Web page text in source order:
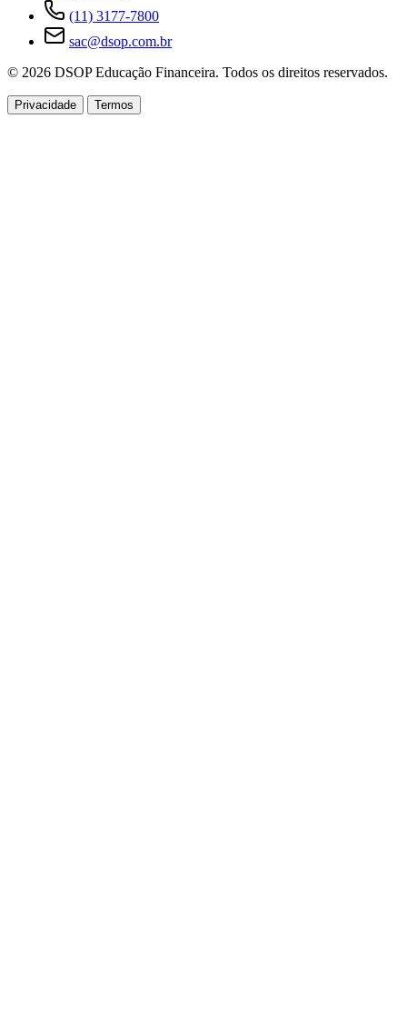
(11) 3177-7800
sac@dsop.com.br
© 2026 DSOP Educação Financeira. Todos os direitos reservados.
Privacidade Termos